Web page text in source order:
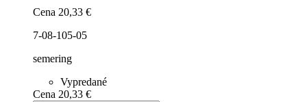
Cena 20,33 €
7-08-105-05
semering
Vypredané
Cena 20,33 €